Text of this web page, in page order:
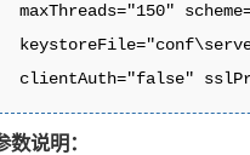
maxThreads="150"
clientAuth="false"
说明：